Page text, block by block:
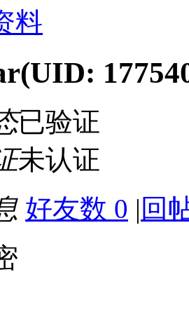
料
(UID:
已验证
未认证
好友数 0 | 回